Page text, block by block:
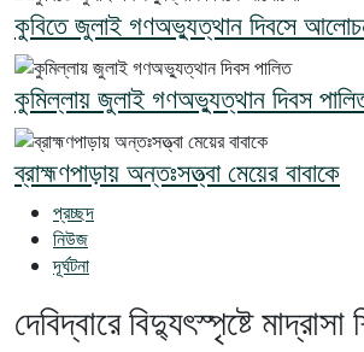
প্রচ্ছদ
নিউজ
দূর্ঘটনা
দেবিদ্বারে বিদ্যুৎস্পৃষ্টে
কুবিতে জুলাই গণঅভ্যুত্থান দিবসে
কুমিল্লায় জুলাই গণঅভ্যুত্থান দিবস
ব্রাহ্মণপাড়ায় অন্তঃসত্ত্বা মেয়ের বাবাকে